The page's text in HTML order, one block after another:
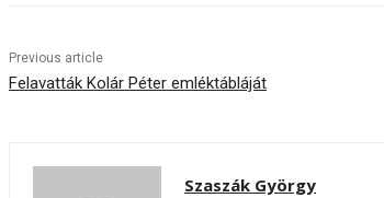
Previous article
Felavatták Kolár Péter emléktábláját
Szaszák György